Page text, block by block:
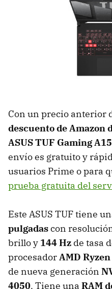
Con un precio anterior
descuento de Amazon
ASUS TUF Gaming A15
envío es gratuito y
usuarios Prime o para
prueba gratuita del
Este ASUS TUF tiene
pulgadascon
brillo y 144 Hz de tasa
procesadorAMD
de nueva generación
4050. Tiene una RAM